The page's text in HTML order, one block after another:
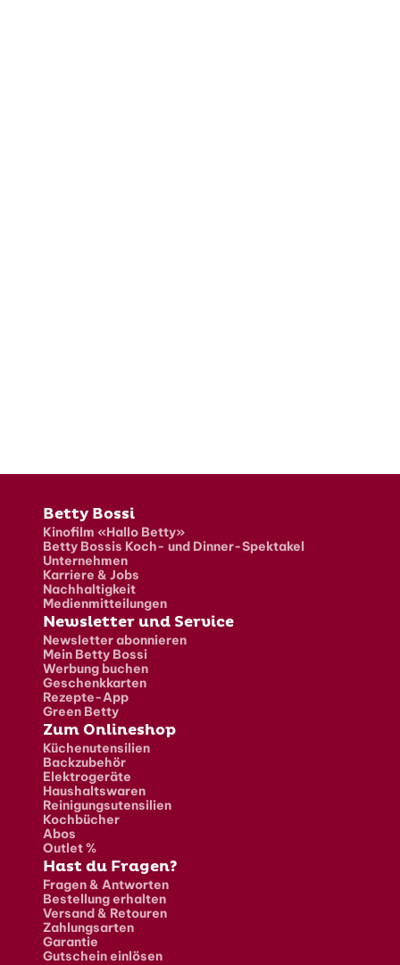
Fusszeile
Betty Bossi
Kinofilm «Hallo Betty»
Betty Bossis Koch- und Dinner-Spektakel
Unternehmen
Karriere & Jobs
Nachhaltigkeit
Medienmitteilungen
Newsletter und Service
Newsletter abonnieren
Mein Betty Bossi
Werbung buchen
Geschenkkarten
Rezepte-App
Green Betty
Zum Onlineshop
Küchenutensilien
Backzubehör
Elektrogeräte
Haushaltswaren
Reinigungsutensilien
Kochbücher
Abos
Outlet %
Hast du Fragen?
Fragen & Antworten
Bestellung erhalten
Versand & Retouren
Zahlungsarten
Garantie
Gutschein einlösen